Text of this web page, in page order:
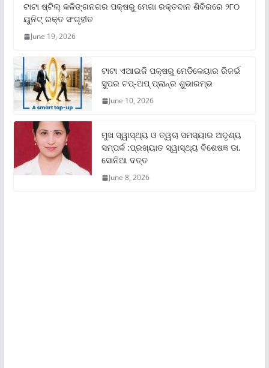
ଟାଟା ଷ୍ଟିଲ୍‌ କଳିଙ୍ଗନଗର ପକ୍ଷରୁ ମେଗା ରକ୍ତଦାନ ଶିବିରରେ ୨୮୦
ୟୁନିଟ୍‌ ରକ୍ତ ସଂଗୃହୀତ
June 19, 2026
ଟାଟା ଏଆଇଜି ପକ୍ଷରୁ ମେଡିକେୟାର ରିଜର୍ଭ
ସୁପର ଟପ୍‌-ଅପ୍ ପ୍ଲାନ୍‌ର ଶୁଭାରମ୍ଭ
June 10, 2026
ମୁଖ ସ୍ୱାସ୍ଥ୍ୟ ଓ ତ୍ୱଚା ସମସ୍ୟାର ଅଦୃଶ୍ୟ
ସମ୍ପର୍କ :ପ୍ରଖ୍ୟାତ ସ୍ୱାସ୍ଥ୍ୟ ବିଶେଷଜ୍ଞ ଡା.
ସୋନିଆ ଦତ୍ତ
June 8, 2026